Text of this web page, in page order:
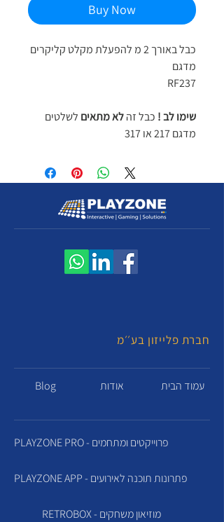
Buy Now
כבל באורך 2 מ להפעלת מקלט קליקרים
מדגם
RF237
שימו לב ! כבל זהלא מתאים לשלטים
מדגם 217 או 317
חברת פלייזון בע׳׳מ
Blog אודות עמוד הבית
PLAYZONE PRO - פרוייקטים ומתחמים
PLAYZONE APP - פתרונות תוכנה לאירועים
RETROBOX - מוזיאון משחקים